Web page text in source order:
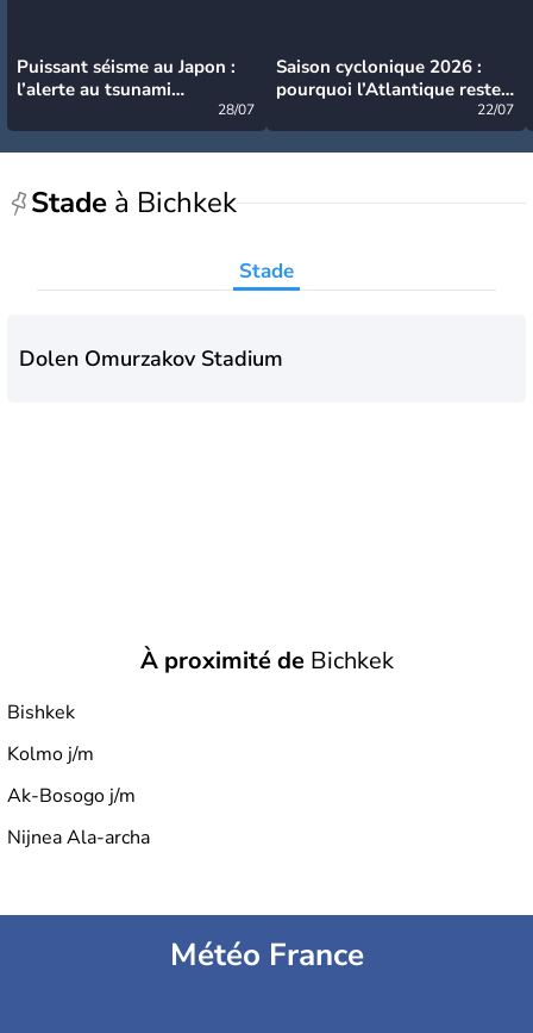
Puissant séisme au Japon :
l’alerte au tsunami
28/07
Saison cyclonique 2026 :
pourquoi l’Atlantique reste
22/07
Stade à Bichkek
Stade
Dolen Omurzakov Stadium
À proximité deBichkek
Bishkek
Kolmo j/m
Ak-Bosogo j/m
Nijnea Ala-archa
Météo France